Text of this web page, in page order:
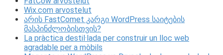
Wix.com arvostelut
არის FastComet კარგი WordPress საიტების
მასპინძლობისთვის?
La pràctica destil·lada per construir un lloc web
agradable per a mòbils